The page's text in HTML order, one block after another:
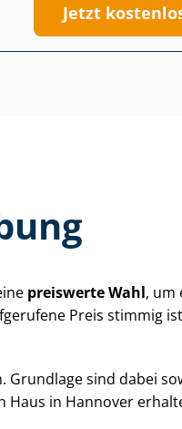
Jetzt
preiswerte Wahl, um
Preis stimmig
sind dabei
Haus in Hannover